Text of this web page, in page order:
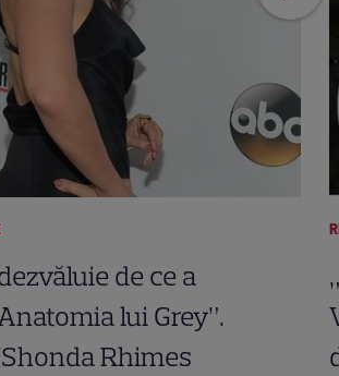
de ce a
lui Grey”.
Rhimes